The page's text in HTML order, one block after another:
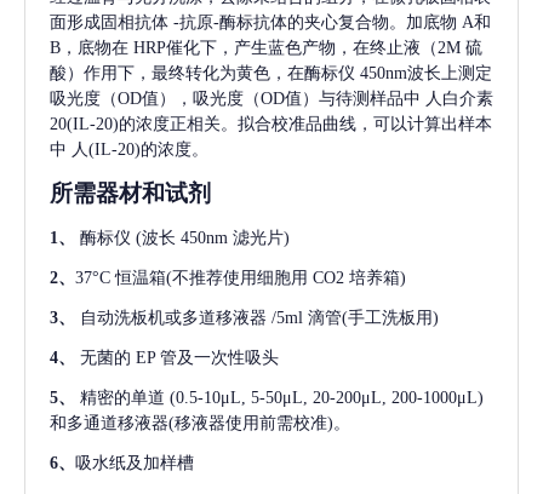
面形成固相抗体 -抗原-酶标抗体的夹心复合物。加底物 A和
B，底物在 HRP催化下，产生蓝色产物，在终止液（2M 硫
酸）作用下，最终转化为黄色，在酶标仪 450nm波长上测定
吸光度（OD值），吸光度（OD值）与待测样品中 人白介素
20(IL-20)的浓度正相关。拟合校准品曲线，可以计算出样本
中 人(IL-20)的浓度。
所需器材和试剂
1、 酶标仪 (波长 450nm 滤光片)
2、 37°C 恒温箱(不推荐使用细胞用 CO2 培养箱)
3、 自动洗板机或多道移液器 /5ml 滴管(手工洗板用)
4、 无菌的 EP 管及一次性吸头
5、 精密的单道 (0.5-10μL, 5-50μL, 20-200μL, 200-1000μL)
和多通道移液器(移液器使用前需校准)。
6、 吸水纸及加样槽